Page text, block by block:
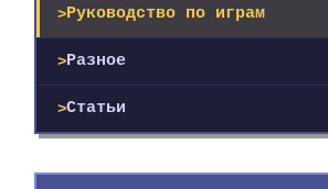
Руководство по играм
Разное
Статьи